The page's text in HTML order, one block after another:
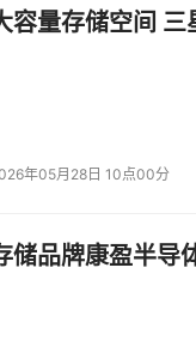
容量存储空间
年05月28日 10点00分
储品牌康盈半导